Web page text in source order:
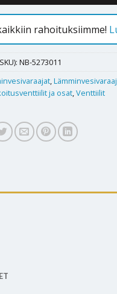
rahoituksiimme!
NB-5273011
,
ja osat,Venttiilit